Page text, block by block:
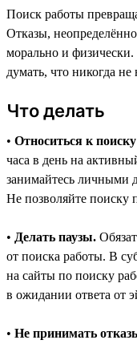
Поиск работы
Отказы,
морально и физически.
думать, что никогда
Что делать
• Относиться к
часа в день на
занимайтесь личными
Не позволяйте поиску
• Делать паузы.
от поиска работы. В
на сайты по поиску
в ожидании ответа от
• Не принимать